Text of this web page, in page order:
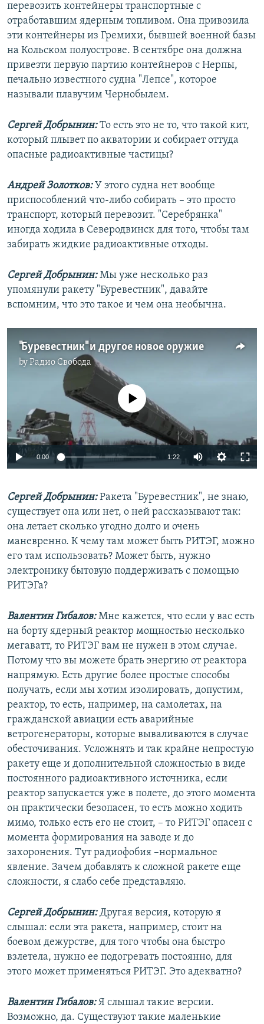
перевозить контейнеры транспортные с
отработавшим ядерным топливом. Она привозила
эти контейнеры из Гремихи, бывшей военной базы
на Кольском полуострове. В сентябре она должна
привезти первую партию контейнеров с Нерпы,
печально известного судна "Лепсе", которое
называли плавучим Чернобылем.
Сергей Добрынин:То есть это не то, что такой кит,
который плывет по акватории и собирает оттуда
опасные радиоактивные частицы?
Андрей Золотков:У этого судна нет вообще
приспособлений что-либо собирать – это просто
транспорт, который перевозит. "Серебрянка"
иногда ходила в Северодвинск для того, чтобы там
забирать жидкие радиоактивные отходы.
Сергей Добрынин:Мы уже несколько раз
упомянули ракету "Буревестник", давайте
вспомним, что это такое и чем она необычна.
"Буревестник" и другое новое оружие
byРадио Свобода
No media source currently available
0:00 1:22
Сергей Добрынин:Ракета "Буревестник", не знаю,
существует она или нет, о ней рассказывают так:
она летает сколько угодно долго и очень
маневренно. К чему там может быть РИТЭГ, можно
его там использовать? Может быть, нужно
электронику бытовую поддерживать с помощью
РИТЭГа?
Валентин Гибалов:Мне кажется, что если у вас есть
на борту ядерный реактор мощностью несколько
мегаватт, то РИТЭГ вам не нужен в этом случае.
Потому что вы можете брать энергию от реактора
напрямую. Есть другие более простые способы
получать, если мы хотим изолировать, допустим,
реактор, то есть, например, на самолетах, на
гражданской авиации есть аварийные
ветрогенераторы, которые вываливаются в случае
обесточивания. Усложнять и так крайне непростую
ракету еще и дополнительной сложностью в виде
постоянного радиоактивного источника, если
реактор запускается уже в полете, до этого момента
он практически безопасен, то есть можно ходить
мимо, только есть его не стоит, – то РИТЭГ опасен с
момента формирования на заводе и до
захоронения. Тут радиофобия –нормальное
явление. Зачем добавлять к сложной ракете еще
сложности, я слабо себе представляю.
Сергей Добрынин:Другая версия, которую я
слышал: если эта ракета, например, стоит на
боевом дежурстве, для того чтобы она быстро
взлетела, нужно ее подогревать постоянно, для
этого может применяться РИТЭГ. Это адекватно?
Валентин Гибалов:Я слышал такие версии.
Возможно, да. Существуют такие маленькие